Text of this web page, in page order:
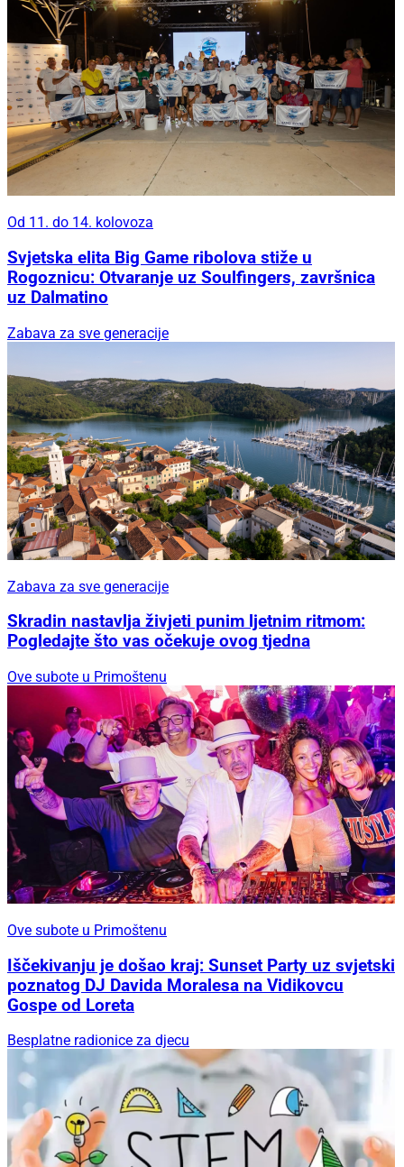
Od 11. do 14. kolovoza
Svjetska elita Big Game ribolova stiže u
Rogoznicu: Otvaranje uz Soulfingers, završnica
uz Dalmatino
Zabava za sve generacije
Zabava za sve generacije
Skradin nastavlja živjeti punim ljetnim ritmom:
Pogledajte što vas očekuje ovog tjedna
Ove subote u Primoštenu
Ove subote u Primoštenu
Iščekivanju je došao kraj: Sunset Party uz svjetski
poznatog DJ Davida Moralesa na Vidikovcu
Gospe od Loreta
Besplatne radionice za djecu